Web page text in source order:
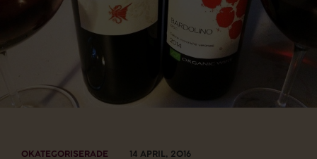
OKATEGORISERADE 14 APRIL, 2016